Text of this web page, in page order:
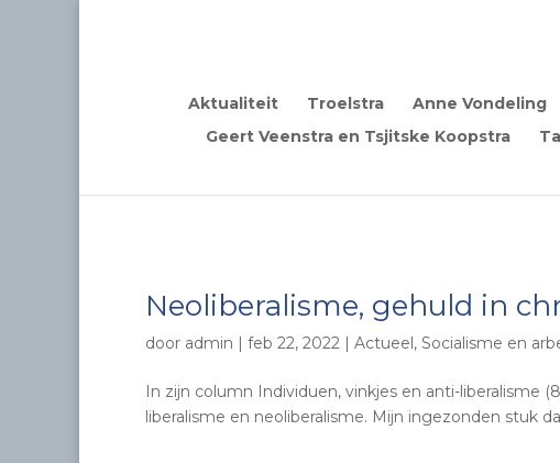
Aktualiteit Troelstra Anne Vondeling
Geert Veenstra en Tsjitske Koopstra
Neoliberalisme, gehuld in
door admin | feb 22, 2022 | Actueel, Socialisme en
In zijn column Individuen, vinkjes en anti-liberalisme
liberalisme en neoliberalisme. Mijn ingezonden stuk